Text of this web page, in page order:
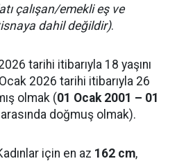
çalışan/emekli eş ve
dahil değildir).
tarihi itibarıyla 18 yaşını
2026 tarihi itibarıyla 26
olmak (01 Ocak 2001 – 01
doğmuş olmak).
için en az 162 cm,